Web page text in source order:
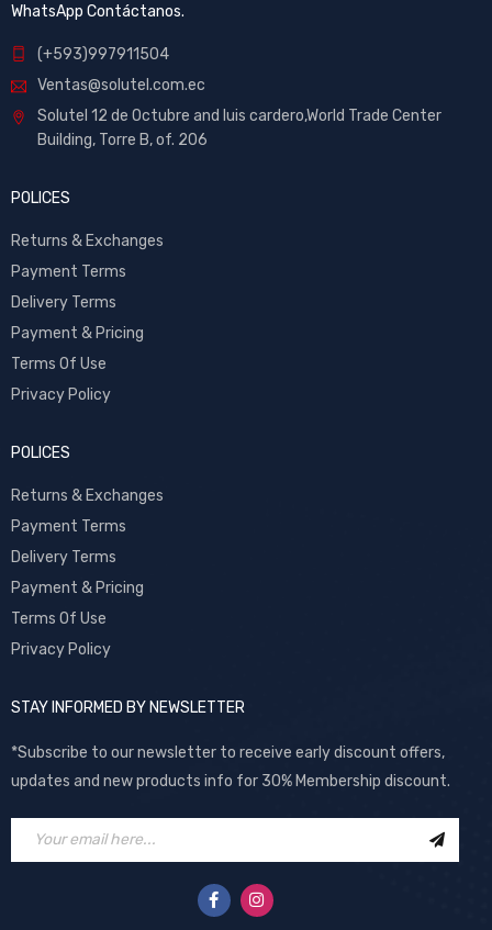
WhatsApp Contáctanos.
(+593)997911504
Ventas@solutel.com.ec
Solutel 12 de Octubre and luis cardero,World Trade Center
Building, Torre B, of. 206
POLICES
Returns & Exchanges
Payment Terms
Delivery Terms
Payment & Pricing
Terms Of Use
Privacy Policy
POLICES
Returns & Exchanges
Payment Terms
Delivery Terms
Payment & Pricing
Terms Of Use
Privacy Policy
STAY INFORMED BY NEWSLETTER
*Subscribe to our newsletter to receive early discount offers,
updates and new products info for 30% Membership discount.